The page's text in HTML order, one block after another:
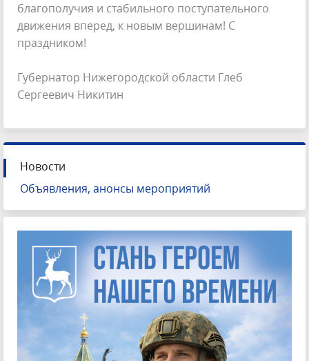
благополучия и стабильного поступательного
движения вперед, к новым вершинам! С
праздником!
Губернатор Нижегородской области Глеб
Сергеевич Никитин
Новости
Объявления, анонсы мероприятий